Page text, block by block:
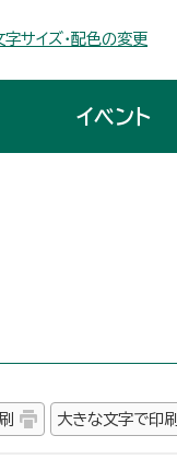
字サイズ・配色の変更
イベント
大きな文字で印刷